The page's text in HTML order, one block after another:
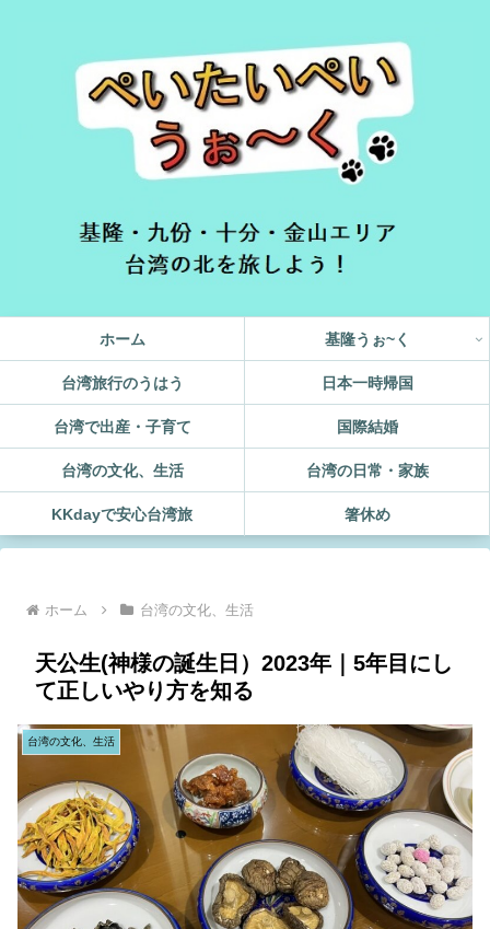
ホーム 基隆うぉ~く
台湾旅行のうはう 日本一時帰国
台湾で出産・子育て 国際結婚
台湾の文化、生活 台湾の日常・家族
KKdayで安心台湾旅 箸休め
ホーム 台湾の文化、生活
天公生(神様の誕生日）2023年｜5年目にし
て正しいやり方を知る
台湾の文化、生活